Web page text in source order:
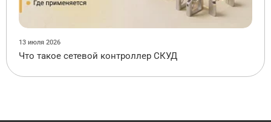
13 июля 2026
Что такое сетевой контроллер СКУД